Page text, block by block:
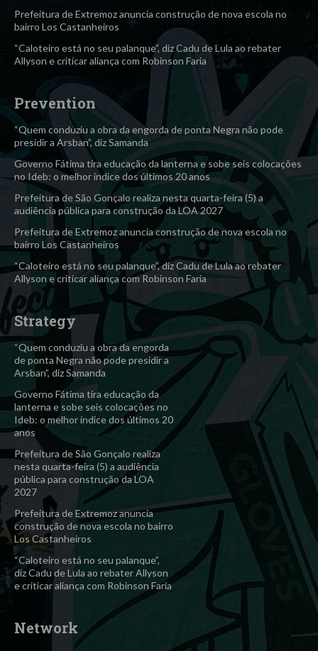
Prefeitura de Extremoz anuncia construção de nova escola no
bairro Los Castanheiros
“Caloteiro está no seu palanque”, diz Cadu de Lula ao rebater
Allyson e criticar aliança com Robinson Faria
Prevention
“Quem conduziu a obra da engorda de ponta Negra não pode
presidir a Arsban”, diz Samanda
Governo Fátima tira educação da lanterna e sobe seis colocações
no Ideb: o melhor índice dos últimos 20 anos
Prefeitura de São Gonçalo realiza nesta quarta-feira (5) a
audiência pública para construção da LOA 2027
Prefeitura de Extremoz anuncia construção de nova escola no
bairro Los Castanheiros
“Caloteiro está no seu palanque”, diz Cadu de Lula ao rebater
Allyson e criticar aliança com Robinson Faria
Strategy
“Quem conduziu a obra da engorda
de ponta Negra não pode presidir a
Arsban”, diz Samanda
Governo Fátima tira educação da
lanterna e sobe seis colocações no
Ideb: o melhor índice dos últimos 20
anos
Prefeitura de São Gonçalo realiza
nesta quarta-feira (5) a audiência
pública para construção da LOA
2027
Prefeitura de Extremoz anuncia
construção de nova escola no bairro
Los Castanheiros
“Caloteiro está no seu palanque”,
diz Cadu de Lula ao rebater Allyson
e criticar aliança com Robinson Faria
Network